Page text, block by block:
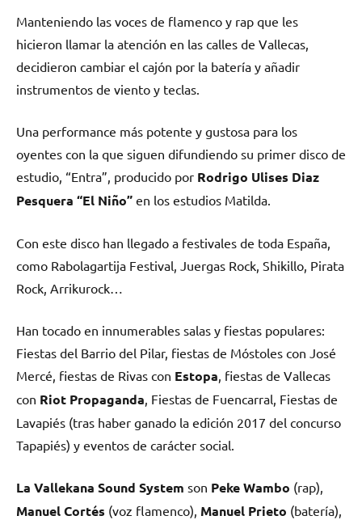
Manteniendo las voces de flamenco y rap que les
hicieron llamar la atención en las calles de Vallecas,
decidieron cambiar el cajón por la batería y añadir
instrumentos de viento y teclas.
Una performance más potente y gustosa para los
oyentes con la que siguen difundiendo su primer disco de
estudio, “Entra”, producido por Rodrigo Ulises Diaz
Pesquera “El Niño” en los estudios Matilda.
Con este disco han llegado a festivales de toda España,
como Rabolagartija Festival, Juergas Rock, Shikillo, Pirata
Rock, Arrikurock…
Han tocado en innumerables salas y fiestas populares:
Fiestas del Barrio del Pilar, fiestas de Móstoles con José
Mercé, fiestas de Rivas con Estopa , fiestas de Vallecas
con Riot Propaganda , Fiestas de Fuencarral, Fiestas de
Lavapiés (tras haber ganado la edición 2017 del concurso
Tapapiés) y eventos de carácter social.
La Vallekana Sound System son Peke Wambo (rap),
Manuel Cortés (voz flamenco), Manuel Prieto (batería),